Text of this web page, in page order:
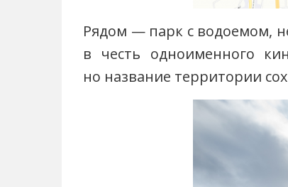
Рядом — парк с водоемом,
в честь одноименного
но название территории